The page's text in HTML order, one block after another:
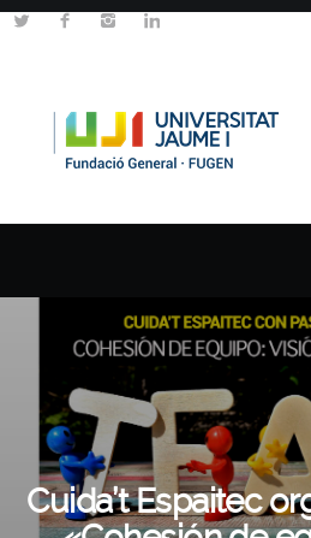
Cuida’t Espaitec